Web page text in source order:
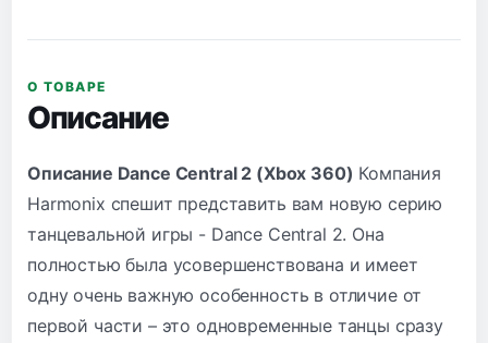
О ТОВАРЕ
Описание
Описание Dance Central 2 (Xbox 360) Компания
Harmonix спешит представить вам новую серию
танцевальной игры - Dance Central 2. Она
полностью была усовершенствована и имеет
одну очень важную особенность в отличие от
первой части – это одновременные танцы сразу